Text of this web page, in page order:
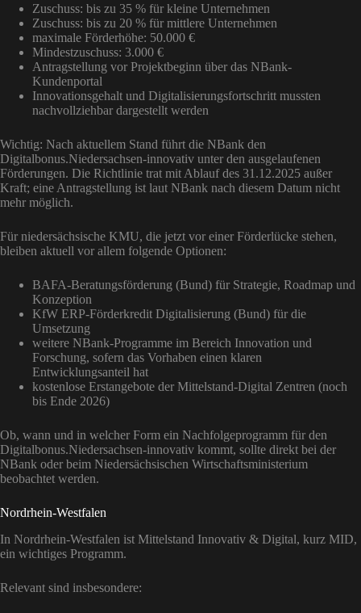
Zuschuss: bis zu 35 % für kleine Unternehmen
Zuschuss: bis zu 20 % für mittlere Unternehmen
maximale Förderhöhe: 50.000 €
Mindestzuschuss: 3.000 €
Antragstellung vor Projektbeginn über das NBank-
Kundenportal
Innovationsgehalt und Digitalisierungsfortschritt mussten
nachvollziehbar dargestellt werden
Wichtig: Nach aktuellem Stand führt die NBank den
Digitalbonus.Niedersachsen-innovativ unter den ausgelaufenen
Förderungen. Die Richtlinie trat mit Ablauf des 31.12.2025 außer
Kraft; eine Antragstellung ist laut NBank nach diesem Datum nicht
mehr möglich.
Für niedersächsische KMU, die jetzt vor einer Förderlücke stehen,
bleiben aktuell vor allem folgende Optionen:
BAFA-Beratungsförderung (Bund) für Strategie, Roadmap und
Konzeption
KfW ERP-Förderkredit Digitalisierung (Bund) für die
Umsetzung
weitere NBank-Programme im Bereich Innovation und
Forschung, sofern das Vorhaben einen klaren
Entwicklungsanteil hat
kostenlose Erstangebote der Mittelstand-Digital Zentren (noch
bis Ende 2026)
Ob, wann und in welcher Form ein Nachfolgeprogramm für den
Digitalbonus.Niedersachsen-innovativ kommt, sollte direkt bei der
NBank oder beim Niedersächsischen Wirtschaftsministerium
beobachtet werden.
Nordrhein-Westfalen
In Nordrhein-Westfalen ist Mittelstand Innovativ & Digital, kurz MID,
ein wichtiges Programm.
Relevant sind insbesondere: